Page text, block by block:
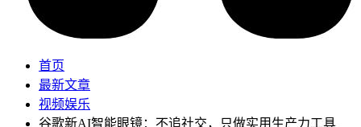
首页
最新文章
视频娱乐
谷歌新AI智能眼镜：不追社交，只做实用生产力工具